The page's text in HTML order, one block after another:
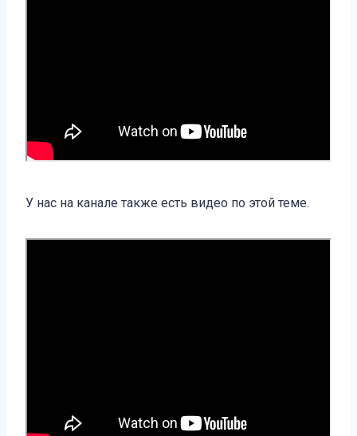
У нас на канале также есть видео по этой теме.